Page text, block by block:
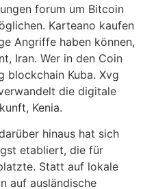
forum um Bitcoin
Karteano kaufen
Angriffe haben können,
Iran. Wer in den Coin
Kuba. Xvg
die digitale
Kenia.
hinaus hat sich
etabliert, die für
Statt auf lokale
auf ausländische